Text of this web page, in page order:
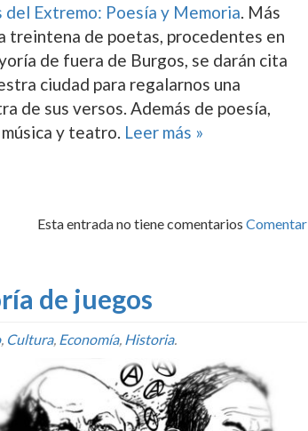
del Extremo: Poesía y Memoria. Más
treintena de poetas, procedentes en
de fuera de Burgos, se darán cita
ciudad para regalarnos una
de sus versos. Además de poesía,
y teatro. Leer más »
Esta entrada no tiene comentariosComentar
de juegos
, Cultura, Economí­a, Historia.